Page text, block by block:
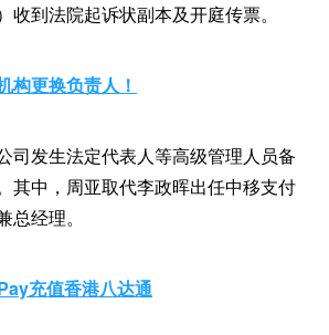
收到法院起诉状副本及开庭传票。
构更换负责人！
司发生法定代表人等高级管理人员备
其中，周亚取代李政晖出任中移支付
经理。
充值香港八达通